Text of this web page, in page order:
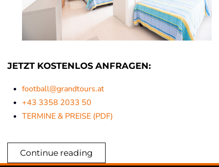
JETZT KOSTENLOS ANFRAGEN:
football@grandtours.at
+43 3358 2033 50
TERMINE & PREISE (PDF)
Continue reading